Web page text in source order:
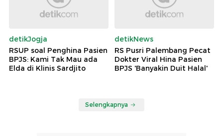
detikJogja
RSUP soal Penghina Pasien
BPJS: Kami Tak Mau ada
Elda di Klinis Sardjito
detikNews
RS Pusri Palembang Pecat
Dokter Viral Hina Pasien
BPJS 'Banyakin Duit Halal'
Selengkapnya